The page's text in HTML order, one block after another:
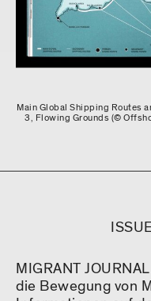
Main Global Shipping Routes
3, Flowing Grounds (©
MIGRANT
die Bewegung von